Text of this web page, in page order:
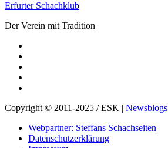
Erfurter Schachklub
Der Verein mit Tradition
Copyright © 2011-2025 / ESK Newsblogs
Webpartner: Steffans Schachseiten
Datenschutzerklärung